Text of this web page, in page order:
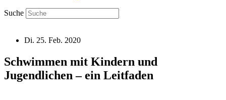
Suche
Di. 25. Feb. 2020
Schwimmen mit Kindern und
Jugendlichen – ein Leitfaden